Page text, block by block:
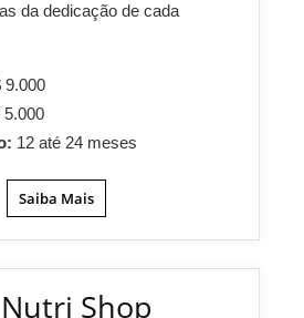
da dedicação de cada
9.000
5.000
12 até 24 meses
Saiba Mais
Shop